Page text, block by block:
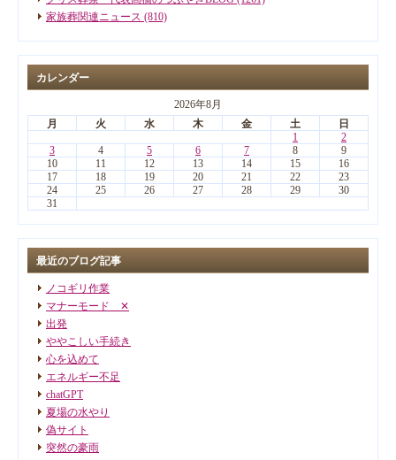
家族葬関連ニュース (810)
カレンダー
2026年8月
月
火 水 木 金 土
日
1
2
3
4 5 6 7 8
9
10
11 12 13 14 15
16
17
18 19 20 21 22
23
24
25 26 27 28 29
30
31
最近のブログ記事
ノコギリ作業
マナーモード ✕
出発
ややこしい手続き
心を込めて
エネルギー不足
chatGPT
夏場の水やり
偽サイト
突然の豪雨